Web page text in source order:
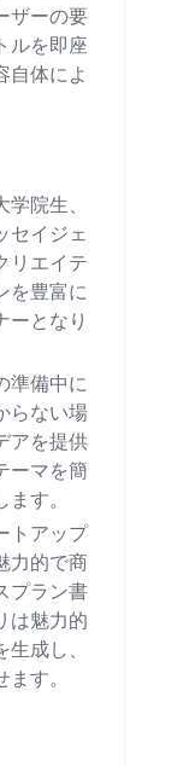
ザーの要
ルを即座
自体によ
院生、
セイジェ
リエイテ
を豊富に
ーとなり
準備中に
らない場
アを提供
ーマを簡
す。
トアップ
力的で商
プラン書
は魅力的
成し、
す。